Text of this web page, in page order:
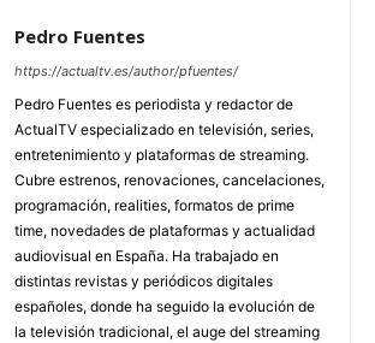
Pedro Fuentes
https://actualtv.es/author/pfuentes/
Pedro Fuentes es periodista y redactor de
ActualTV especializado en televisión, series,
entretenimiento y plataformas de streaming.
Cubre estrenos, renovaciones, cancelaciones,
programación, realities, formatos de prime
time, novedades de plataformas y actualidad
audiovisual en España. Ha trabajado en
distintas revistas y periódicos digitales
españoles, donde ha seguido la evolución de
la televisión tradicional, el auge del streaming